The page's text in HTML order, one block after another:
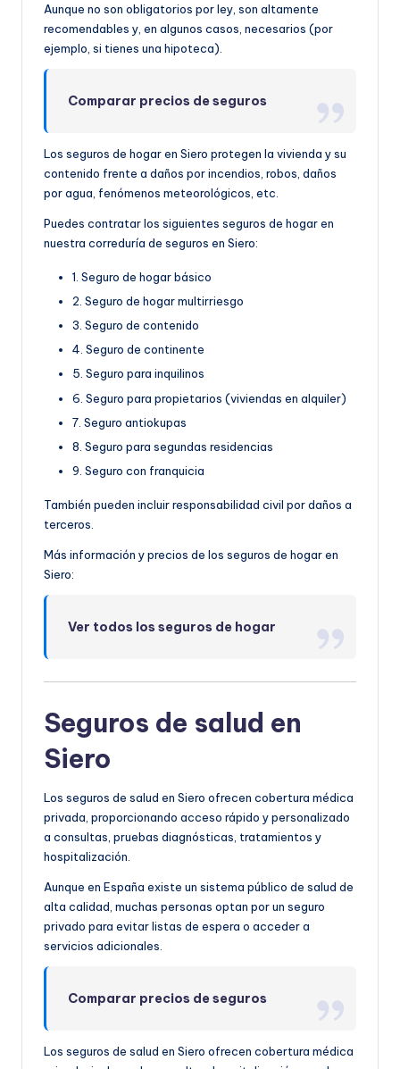
Aunque no son obligatorios por ley, son altamente
recomendables y, en algunos casos, necesarios (por
ejemplo, si tienes una hipoteca).
Comparar precios de seguros
Los seguros de hogar en Siero protegen la vivienda y su
contenido frente a daños por incendios, robos, daños
por agua, fenómenos meteorológicos, etc.
Puedes contratar los siguientes seguros de hogar en
nuestra correduría de seguros en Siero:
1. Seguro de hogar básico
2. Seguro de hogar multirriesgo
3. Seguro de contenido
4. Seguro de continente
5. Seguro para inquilinos
6. Seguro para propietarios (viviendas en alquiler)
7. Seguro antiokupas
8. Seguro para segundas residencias
9. Seguro con franquicia
También pueden incluir responsabilidad civil por daños a
terceros.
Más información y precios de los seguros de hogar en
Siero:
Ver todos los seguros de hogar
Seguros de salud en
Siero
Los seguros de salud en Siero ofrecen cobertura médica
privada, proporcionando acceso rápido y personalizado
a consultas, pruebas diagnósticas, tratamientos y
hospitalización.
Aunque en España existe un sistema público de salud de
alta calidad, muchas personas optan por un seguro
privado para evitar listas de espera o acceder a
servicios adicionales.
Comparar precios de seguros
Los seguros de salud en Siero ofrecen cobertura médica